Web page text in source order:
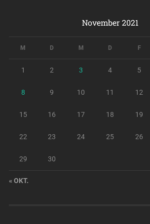
November 2021
M D M D F
1 2 3 4 5
8 9 10 11 12
15 16 17 18 19
22 23 24 25 26
29 30
« OKT.